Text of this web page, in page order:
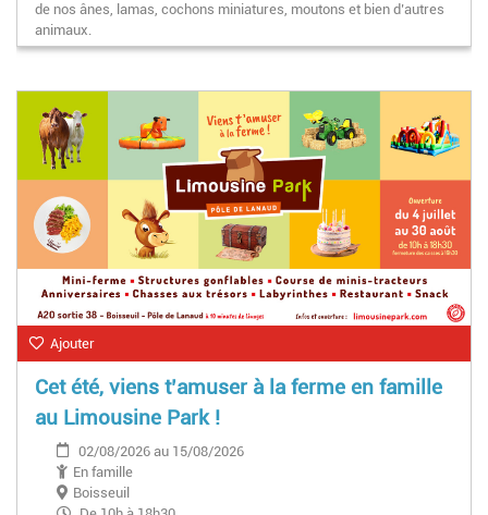
de nos ânes, lamas, cochons miniatures, moutons et bien d’autres
animaux.
Ajouter
Cet été, viens t’amuser à la ferme en famille
au Limousine Park !
02/08/2026 au 15/08/2026
En famille
Boisseuil